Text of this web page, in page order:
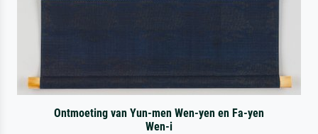
Ontmoeting van Yun-men Wen-yen en Fa-yen
Wen-i